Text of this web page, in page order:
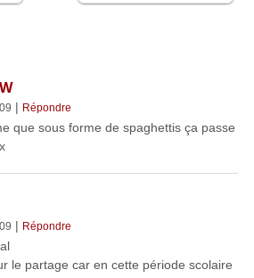
| Répondre
que sous forme de spaghettis ça passe
| Répondre
le partage car en cette période scolaire